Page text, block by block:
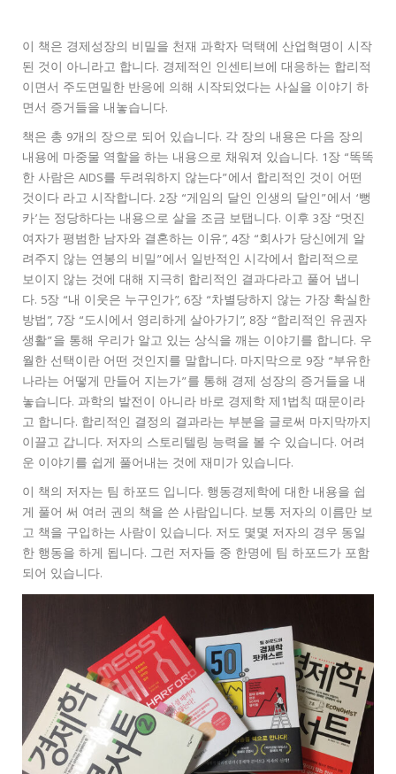
이 책은 경제성장의 비밀을 천재 과학자 덕택에 산업혁명이 시작
된 것이 아니라고 합니다. 경제적인 인센티브에 대응하는 합리적
이면서 주도면밀한 반응에 의해 시작되었다는 사실을 이야기 하
면서 증거들을 내놓습니다.
책은 총 9개의 장으로 되어 있습니다. 각 장의 내용은 다음 장의
내용에 마중물 역할을 하는 내용으로 채워져 있습니다. 1장 “똑똑
한 사람은 AIDS를 두려워하지 않는다”에서 합리적인 것이 어떤
것이다 라고 시작합니다. 2장 “게임의 달인 인생의 달인”에서 ‘뻥
카’는 정당하다는 내용으로 살을 조금 보탭니다. 이후 3장 “멋진
여자가 평범한 남자와 결혼하는 이유”, 4장 “회사가 당신에게 알
려주지 않는 연봉의 비밀”에서 일반적인 시각에서 합리적으로
보이지 않는 것에 대해 지극히 합리적인 결과다라고 풀어 냅니
다. 5장 “내 이웃은 누구인가”, 6장 “차별당하지 않는 가장 확실한
방법”, 7장 “도시에서 영리하게 살아가기”, 8장 “합리적인 유권자
생활”을 통해 우리가 알고 있는 상식을 깨는 이야기를 합니다. 우
월한 선택이란 어떤 것인지를 말합니다. 마지막으로 9장 “부유한
나라는 어떻게 만들어 지는가”를 통해 경제 성장의 증거들을 내
놓습니다. 과학의 발전이 아니라 바로 경제학 제1법칙 때문이라
고 합니다. 합리적인 결정의 결과라는 부분을 글로써 마지막까지
이끌고 갑니다. 저자의 스토리텔링 능력을 볼 수 있습니다. 어려
운 이야기를 쉽게 풀어내는 것에 재미가 있습니다.
이 책의 저자는 팀 하포드 입니다. 행동경제학에 대한 내용을 쉽
게 풀어 써 여러 권의 책을 쓴 사람입니다. 보통 저자의 이름만 보
고 책을 구입하는 사람이 있습니다. 저도 몇몇 저자의 경우 동일
한 행동을 하게 됩니다. 그런 저자들 중 한명에 팀 하포드가 포함
되어 있습니다.